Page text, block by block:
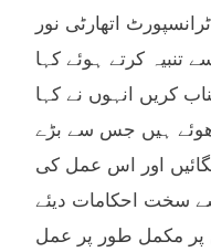
اتھارٹی نور
و ڈرائیورز کو سختی سے تنبیہ کرتے ہوئے کہا
کی خلاف ورزی کرنے سے اجتناب کریں انہوں نے کہا
ھوئے ہیں جس سے بڑے
اور اس عمل کی
سخت احکامات دیئے
پر مکمل طور پر عمل